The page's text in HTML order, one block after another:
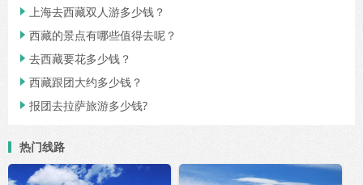
 上海去西藏双人游多少钱？
 西藏的景点有哪些值得去呢？
 去西藏要花多少钱？
 西藏跟团大约多少钱？
 报团去拉萨旅游多少钱?
热门线路